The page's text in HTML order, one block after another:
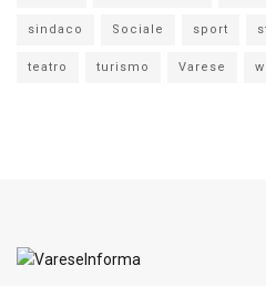
sindaco Sociale sport
teatro turismo Varese